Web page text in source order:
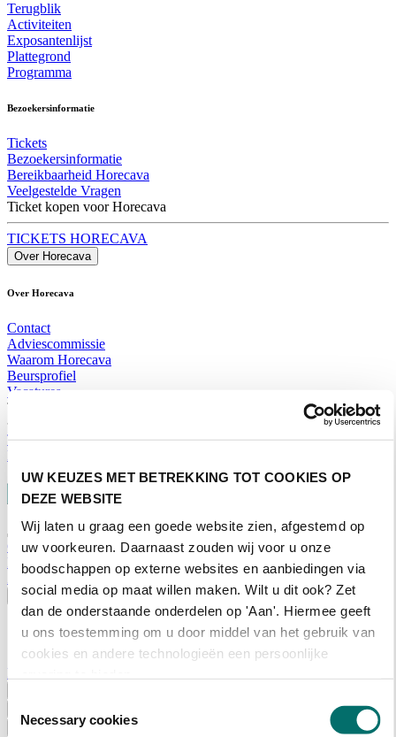
UW KEUZES MET BETREKKING TOT COOKIES OP
DEZE WEBSITE
Wij laten u graag een goede website zien, afgestemd op
uw voorkeuren. Daarnaast zouden wij voor u onze
boodschappen op externe websites en aanbiedingen via
social media op maat willen maken. Wilt u dit ook? Zet
dan de onderstaande onderdelen op 'Aan'. Hiermee geeft
u ons toestemming om u door middel van het gebruik van
cookies en andere technologieën een persoonlijke
Toestemmingsselectie
Necessary cookies
Terugblik
Activiteiten
Exposantenlijst
Plattegrond
Programma
Bezoekersinformatie
Tickets
Bezoekersinformatie
Bereikbaarheid Horecava
Veelgestelde Vragen
Ticket kopen voor Horecava
TICKETS HORECAVA
Over Horecava
Over Horecava
Contact
Adviescommissie
Waarom Horecava
Beursprofiel
Vacatures
Ticket kopen voor Horecava
TICKETS HORECAVA
NIEUWSBRIEF
Contact
Perskamer
Zoeken
Nederlands
English
Home
Adverteren